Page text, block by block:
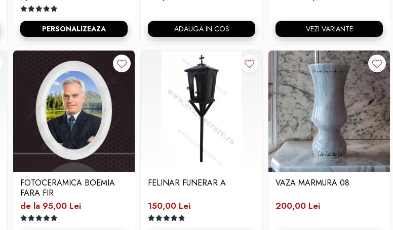
PERSONALIZEAZA ADAUGA IN COS VEZI VARIANTE
FOTOCERAMICA BOEMIA
FARA FIR
de la 95,00 Lei
FELINAR FUNERAR A
150,00 Lei
VAZA MARMURA 08
200,00 Lei